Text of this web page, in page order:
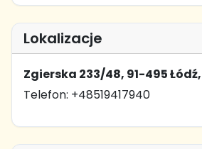
Lokalizacje
Zgierska 233/48, 91-495
Telefon: +48519417940